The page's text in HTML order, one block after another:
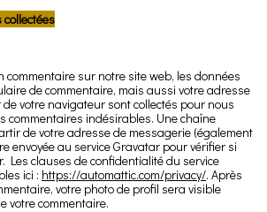
commentaire sur notre site web, les données
de commentaire, mais aussi votre adresse
de votre navigateur sont collectés pour nous
commentaires indésirables. Une chaîne
de votre adresse de messagerie (également
envoyée au service Gravatar pour vérifier si
Les clauses de confidentialité du service
ici : https://automattic.com/privacy/. Après
votre photo de profil sera visible
votre commentaire.